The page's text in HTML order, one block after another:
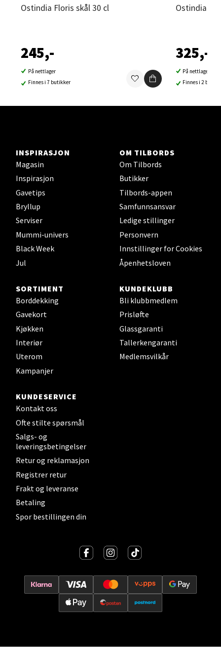
Ostindia Floris skål 30 cl
245,-
På nettlager
Finnes i 7 butikker
Ostindia
325,-
På nettlager
Finnes i 2
INSPIRASJON
Magasin
Inspirasjon
Gavetips
Bryllup
Serviser
Mummi-univers
Black Week
Jul
OM TILBORDS
Om Tilbords
Butikker
Tilbords-appen
Samfunnsansvar
Ledige stillinger
Personvern
Innstillinger for Cookies
Åpenhetsloven
SORTIMENT
Borddekking
Gavekort
Kjøkken
Interiør
Uterom
Kampanjer
KUNDEKLUBB
Bli klubbmedlem
Prisløfte
Glassgaranti
Tallerkengaranti
Medlemsvilkår
KUNDESERVICE
Kontakt oss
Ofte stilte spørsmål
Salgs- og
leveringsbetingelser
Retur og reklamasjon
Registrer retur
Frakt og leveranse
Betaling
Spor bestillingen din
Strangata 26, 8400 Sortland
Åpent i dag 10-16
0 i butikk
Steinkjer - Thon Senter Steinkjer
Sjøfartsgata 2, 7714 Steinkjer
Åpent i dag 10-18
0 i butikk
Leirvik - Stord
Torgbakken 2, 5401 Stord
Åpent i dag 10-15
Oslo - Thon Senter Storo
Vitaminveien 7 - 9, 0485 Oslo
Åpent i dag 10-19
0 i butikk
Strandtorget, 2609 Lillehammer
0 i butikk